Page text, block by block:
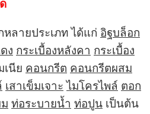
ลายประเภท ได้แก่ อิฐบล็อก
ง กระเบื้องหลังคา กระเบื้อง
เนีย คอนกรีต คอนกรีตผสม
เสาเข็มเจาะ ไมโครไพล์ ตอก
ท่อระบายน้ำ ท่อปูน เป็นต้น